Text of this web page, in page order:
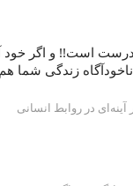
است!! و اگر خود
زندگی شما
در روابط انسانی